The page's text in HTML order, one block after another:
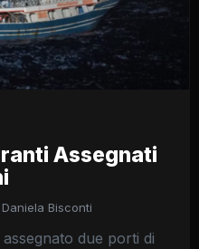
Assegnati
Bisconti
due porti di